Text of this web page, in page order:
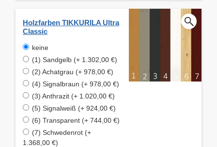
Holzfarben TIKKURILA Ultra
Classic
keine
(1) Sandgelb (+ 1.302,00 €)
(2) Achatgrau (+ 978,00 €)
(4) Signalbraun (+ 978,00 €)
(3) Anthrazit (+ 1.020,00 €)
(5) Signalweiß (+ 924,00 €)
(6) Transparent (+ 744,00 €)
(7) Schwedenrot (+
1.368,00 €)